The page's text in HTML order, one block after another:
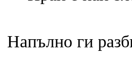
Напълно ги